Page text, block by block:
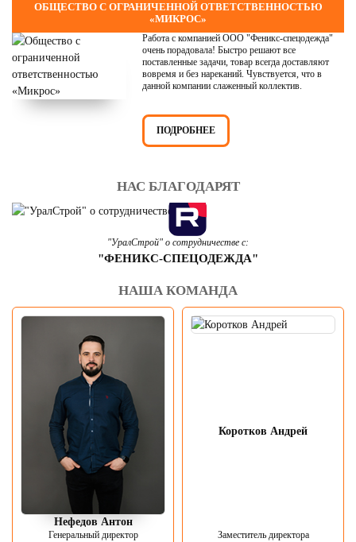
ОБЩЕСТВО С ОГРАНИЧЕННОЙ ОТВЕТСТВЕННОСТЬЮ
«МИКРОС»
Работа с компанией ООО "Феникс-спецодежда"
очень порадовала! Быстро решают все
поставленные задачи, товар всегда доставляют
вовремя и без нареканий. Чувствуется, что в
данной компании слаженный коллектив.
ПОДРОБНЕЕ
НАС БЛАГОДАРЯТ
"УралСтрой" о сотрудничестве с:
"ФЕНИКС-СПЕЦОДЕЖДА"
НАША КОМАНДА
Нефедов Антон
Генеральный директор
Коротков Андрей
Заместитель директора